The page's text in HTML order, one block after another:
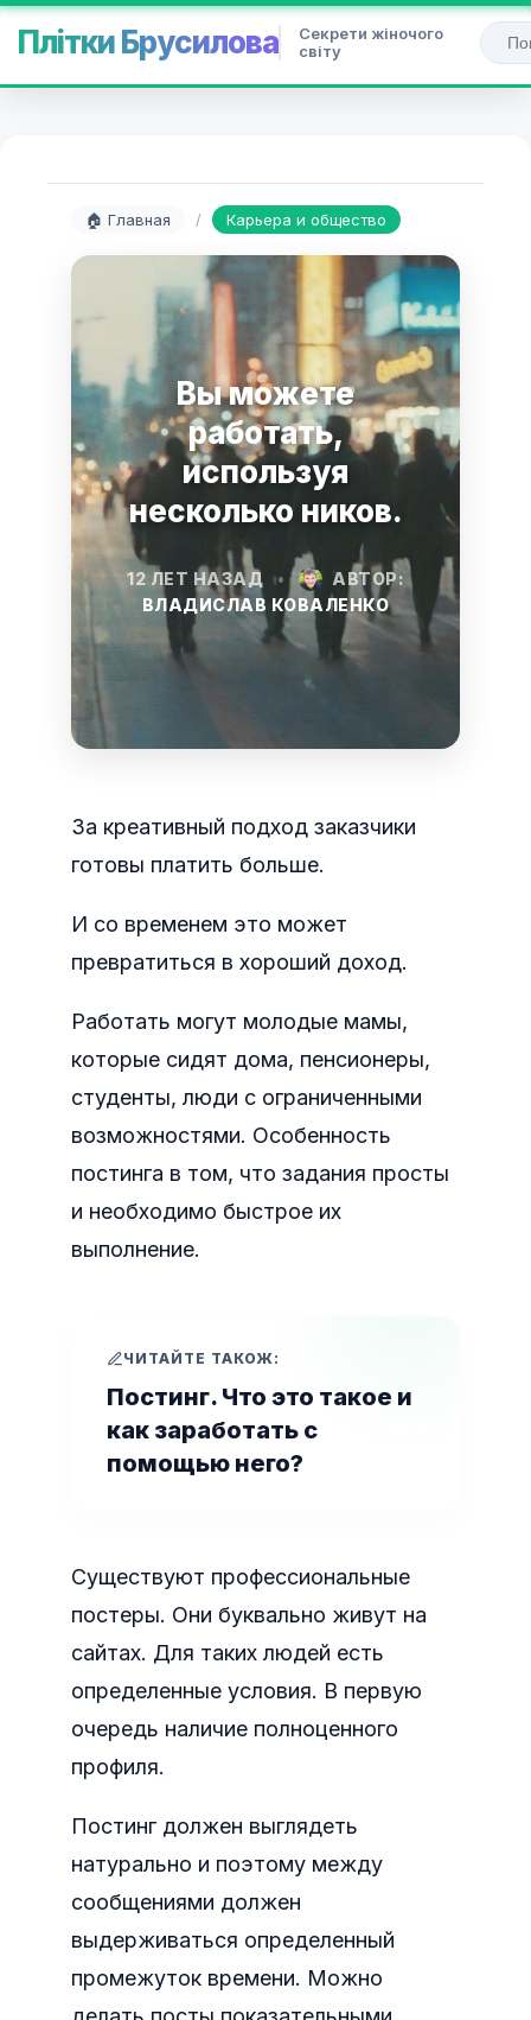
Плітки Брусилова
Секрети жіночого
світу
🏠 Главная / Карьера и общество
Вы можете
работать,
используя
несколько ников.
12 ЛЕТ НАЗАД •
АВТОР:
ВЛАДИСЛАВ КОВАЛЕНКО
За креативный подход заказчики
готовы платить больше.
И со временем это может
превратиться в хороший доход.
Работать могут молодые мамы,
которые сидят дома, пенсионеры,
студенты, люди с ограниченными
возможностями. Особенность
постинга в том, что задания просты
и необходимо быстрое их
выполнение.
ЧИТАЙТЕ ТАКОЖ:
Постинг. Что это такое и
как заработать с
помощью него?
Существуют профессиональные
постеры. Они буквально живут на
сайтах. Для таких людей есть
определенные условия. В первую
очередь наличие полноценного
профиля.
Постинг должен выглядеть
натурально и поэтому между
сообщениями должен
выдерживаться определенный
промежуток времени. Можно